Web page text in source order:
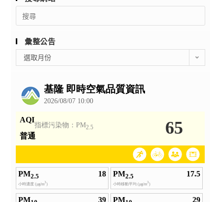
Search
for:
彙整公告
整
選取月份